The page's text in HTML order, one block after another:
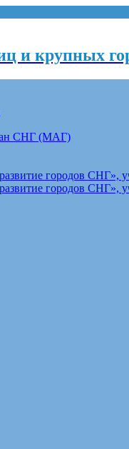
и крупных
СНГ (МАГ)
городов СНГ»,
городов СНГ»,